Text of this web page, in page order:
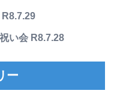
い会 R8.7.28
ー